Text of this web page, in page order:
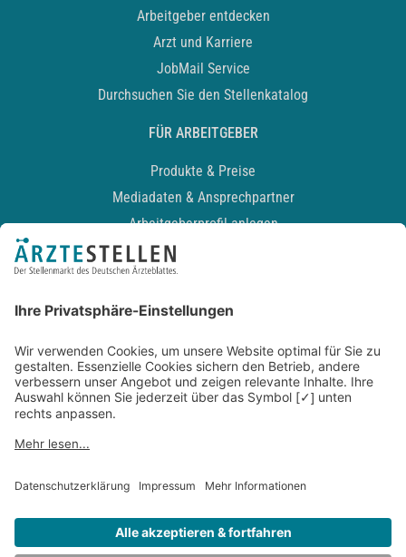
Arbeitgeber entdecken
Arzt und Karriere
JobMail Service
Durchsuchen Sie den Stellenkatalog
FÜR ARBEITGEBER
Produkte & Preise
Mediadaten & Ansprechpartner
Arbeitgeberprofil anlegen
Recruiting-Podcast
Kontakt
Datenschutz
Newsletter